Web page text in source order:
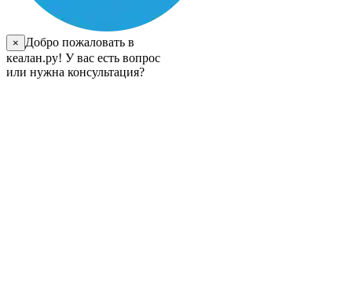
×
Добро пожаловать в
кеалан.ру! У вас есть вопрос
или нужна консультация?